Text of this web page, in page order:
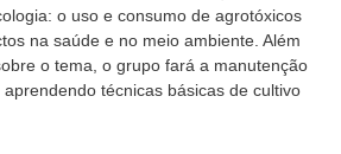
o uso e consumo de agrotóxicos
na saúde e no meio ambiente. Além
o tema, o grupo fará a manutenção
técnicas básicas de cultivo